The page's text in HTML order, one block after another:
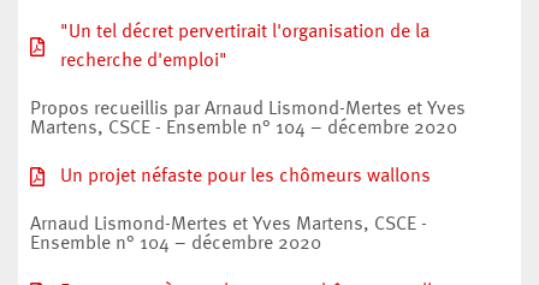
"Un tel décret pervertirait l'organisation de la
recherche d'emploi"
Propos recueillis par Arnaud Lismond-Mertes et Yves
Martens, CSCE - Ensemble n° 104 – décembre 2020
Un projet néfaste pour les chômeurs wallons
Arnaud Lismond-Mertes et Yves Martens, CSCE -
Ensemble n° 104 – décembre 2020